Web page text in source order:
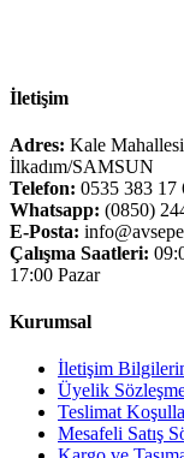
İletişim
Adres: Kale
İlkadım/SAMSUN
Telefon: 0535 383 17
Whatsapp: (0850)
E-Posta:
Çalışma Saatleri:
17:00 Pazar
Kurumsal
İletişim
Üyelik
Teslimat
Mesafeli Satış